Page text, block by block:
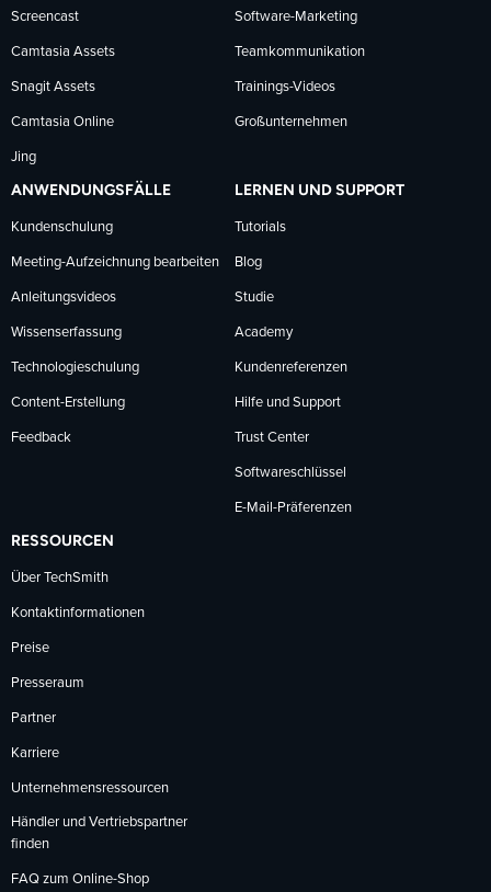
Screencast
Camtasia Assets
Snagit Assets
Camtasia Online
Jing
Software-Marketing
Teamkommunikation
Trainings-Videos
Großunternehmen
ANWENDUNGSFÄLLE
Kundenschulung
Meeting-Aufzeichnung bearbeiten
Anleitungsvideos
Wissenserfassung
Technologieschulung
Content-Erstellung
Feedback
LERNEN UND SUPPORT
Tutorials
Blog
Studie
Academy
Kundenreferenzen
Hilfe und Support
Trust Center
Softwareschlüssel
E-Mail-Präferenzen
RESSOURCEN
Über TechSmith
Kontaktinformationen
Preise
Presseraum
Partner
Karriere
Unternehmensressourcen
Händler und Vertriebspartner
finden
FAQ zum Online-Shop